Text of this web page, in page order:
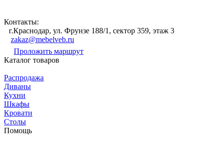
Контакты:
г.Краснодар, ул. Фрунзе 188/1, сектор 359, этаж 3
zakaz@mebelveb.ru
Проложить маршрут
Каталог товаров
Распродажа
Диваны
Кухни
Шкафы
Кровати
Столы
Помощь